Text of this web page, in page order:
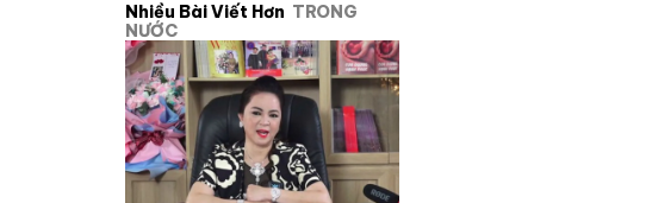
Nhiều Bài Viết Hơn TRONG
NƯỚC